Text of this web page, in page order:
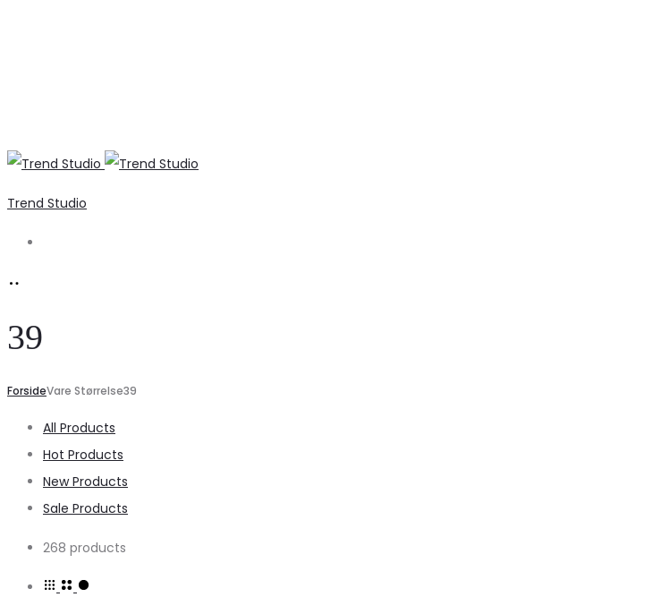
Trend Studio
39
ForsideVare Størrelse39
All Products
Hot Products
New Products
Sale Products
268 products